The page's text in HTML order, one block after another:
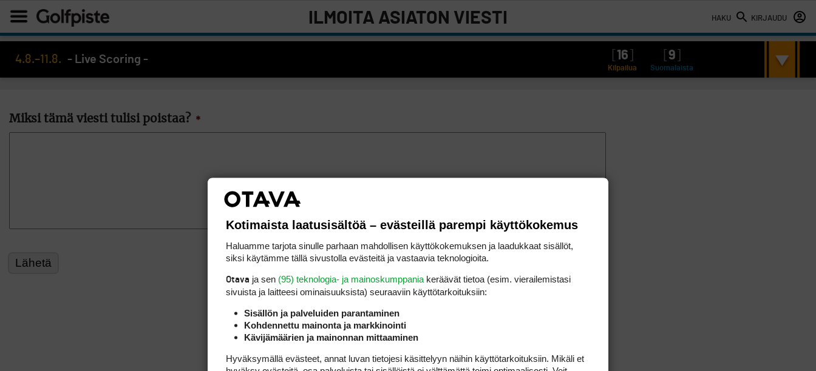
HAKU KIRJAUDU
ILMOITA ASIATON VIESTI
4.8.–11.8. - Live Scoring - 16 9
Kilpailua Suomalaista
Miksi tämä viesti tulisi poistaa? *
Kotimaista laatusisältöä – evästeillä parempi käyttökokemus
Haluamme tarjota sinulle parhaan mahdollisen käyttökokemuksen ja laadukkaat sisällöt,
siksi käytämme tällä sivustolla evästeitä ja vastaavia teknologioita.
Otava ja sen (95) teknologia- ja mainoskumppania keräävät tietoa (esim. vierailemis­tasi
sivuista ja laitteesi ominaisuuk­sista) seuraaviin käyttötarkoituksiin:
Sisällön ja palveluiden parantaminen
Kohdennettu mainonta ja markkinointi
Kävijämäärien ja mainonnan mittaaminen
Hyväksymällä evästeet, annat luvan tietojesi käsittelyyn näihin käyttötarkoituksiin. Mikäli et